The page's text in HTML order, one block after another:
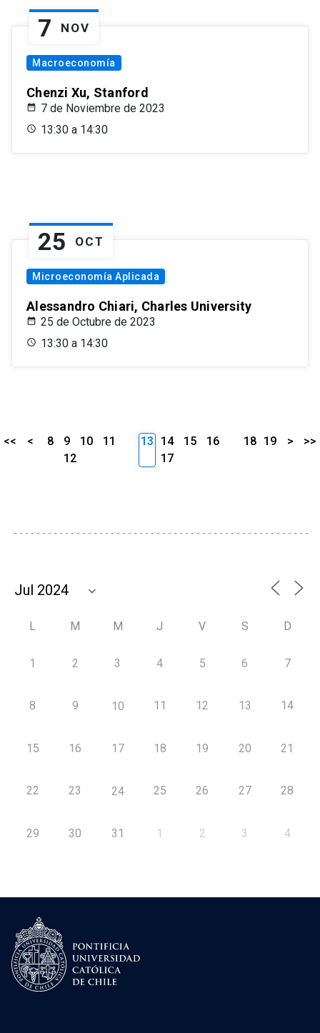
7 NOV
Macroeconomía
Chenzi Xu, Stanford
7 de Noviembre de 2023
13:30 a 14:30
25 OCT
Microeconomía Aplicada
Alessandro Chiari, Charles University
25 de Octubre de 2023
13:30 a 14:30
<< < 8 9 10
11
12
13 14 15
16
17
18 19 > >>
L M M J V S D
1 2 3 4 5 6 7
8 9 10 11 12 13 14
15 16 17 18 19 20 21
22 23 24 25 26 27 28
29 30 31 1 2 3 4